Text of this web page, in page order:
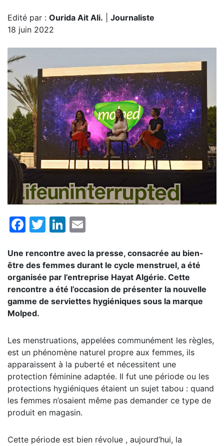
Edité par : Ourida Ait Ali.
Journaliste
18 juin 2022
Facebook
TwitterLinkedIn
Une rencontre avec la presse, consacrée au bien-
être des femmes durant le cycle menstruel, a été
organisée par l’entreprise Hayat Algérie. Cette
rencontre a été l’occasion de présenter la nouvelle
gamme de serviettes hygiéniques sous la marque
Molped.
Les menstruations, appelées communément les règles,
est un phénomène naturel propre aux femmes, ils
apparaissent à la puberté et nécessitent une
protection féminine adaptée. Il fut une période ou les
protections hygiéniques étaient un sujet tabou : quand
les femmes n’osaient même pas demander ce type de
produit en magasin.
Cette période est bien révolue , aujourd’hui, la